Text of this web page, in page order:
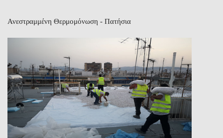
Ανεστραμμένη Θερμομόνωση - Πατήσια